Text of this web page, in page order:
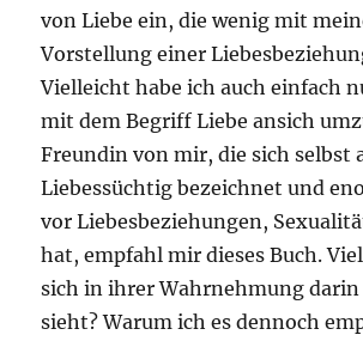
von Liebe ein, die wenig mit
Vorstellung einer
Vielleicht habe ich auch einfach
mit dem Begriff Liebe ansich
Freundin von mir, die sich selbst
Liebessüchtig bezeichnet und
vor Liebesbeziehungen,
hat, empfahl mir dieses Buch.
sich in ihrer Wahrnehmung
sieht? Warum ich es dennoch